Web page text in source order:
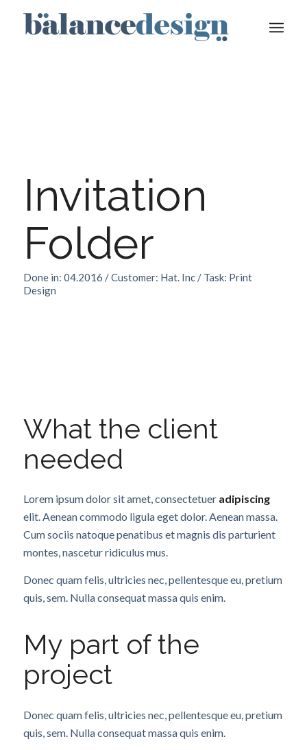
Invitation
Folder
Done in: 04.2016 / Customer: Hat. Inc / Task: Print
Design
What the client
needed
Lorem ipsum dolor sit amet, consectetuer adipiscing
elit. Aenean commodo ligula eget dolor. Aenean massa.
Cum sociis natoque penatibus et magnis dis parturient
montes, nascetur ridiculus mus.
Donec quam felis, ultricies nec, pellentesque eu, pretium
quis, sem. Nulla consequat massa quis enim.
My part of the
project
Donec quam felis, ultricies nec, pellentesque eu, pretium
quis, sem. Nulla consequat massa quis enim.